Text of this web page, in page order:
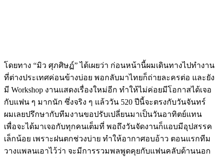
โดยทาง “มิว ศุภศิษฏ์” ได้เผยว่า ก่อนหน้านี้ผมเดินทางไปทำงาน
ที่ต่างประเทศค่อนข้างบ่อย พอกลับมาไทยก็ถ่ายละครต่อ และยัง
มี Workshop งานแสดงเรื่องใหม่อีก ทำให้ไม่ค่อยมีโอกาสได้เจอ
กับแฟน ๆ มากนัก ซึ่งจริง ๆ แล้ววัน 520 ปีนี้จะตรงกับวันจันทร์
ผมเลยปรึกษากับทีมงานขอปรับเปลี่ยนมาเป็นวันอาทิตย์แทน
เพื่อจะได้มาเจอกับทุกคนเต็มที่ พอถึงวันจัดงานก็แอบมีอุปสรรค
เล็กน้อย เพราะฝนตกช่วงบ่าย ทำให้อากาศอบอ้าว ตอนแรกทีม
วางแพลนเอาไว้ว่า จะมีการรวมพลพูดคุยกับแฟนคลับด้านนอก